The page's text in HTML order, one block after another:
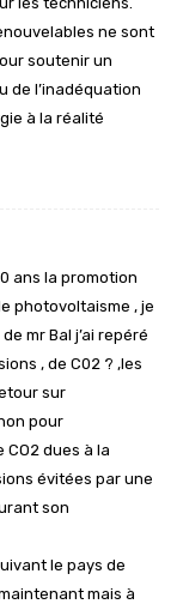
ne sont
soutenir un
de l’inadéquation
à la réalité
ans la promotion
photovoltaisme , je
mr Bal j’ai repéré
, de C02 ? ,les
sur
pour
CO2 dues à la
évitées par une
son
le pays de
mais à